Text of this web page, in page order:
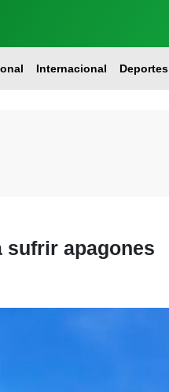
Internacional Deportes
sufrir apagones